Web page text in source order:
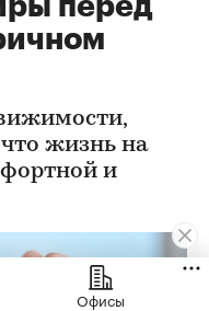
перед
жизнь на
и
Офисы